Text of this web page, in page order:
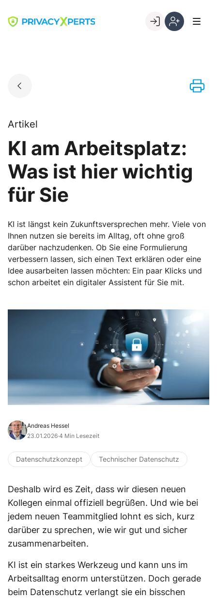
content
Go to landing page.
Artikel
KI am Arbeitsplatz:
Was ist hier wichtig
für Sie
KI ist längst kein Zukunftsversprechen mehr. Viele von
Ihnen nutzen sie bereits im Alltag, oft ohne groß
darüber nachzudenken. Ob Sie eine Formulierung
verbessern lassen, sich einen Text erklären oder eine
Idee ausarbeiten lassen möchten: Ein paar Klicks und
schon arbeitet ein digitaler Assistent für Sie mit.
Andreas Hessel
23.01.2026·4 Min Lesezeit
Datenschutzkonzept Technischer Datenschutz
Deshalb wird es Zeit, dass wir diesen neuen
Kollegen einmal offiziell begrüßen. Und wie bei
jedem neuen Teammitglied lohnt es sich, kurz
darüber zu sprechen, wie wir gut und sicher
zusammenarbeiten.
KI ist ein starkes Werkzeug und kann uns im
Arbeitsalltag enorm unterstützen. Doch gerade
beim Datenschutz verlangt sie ein bisschen